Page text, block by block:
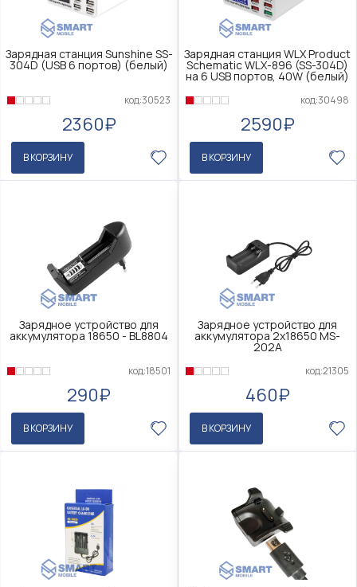
Зарядная станция Sunshine SS-
304D (USB 6 портов) (белый)
код:30523
2360₽
В КОРЗИНУ
Зарядная станция WLX Product
Schematic WLX-896 (SS-304D)
на 6 USB портов, 40W (белый)
код:30498
2590₽
В КОРЗИНУ
Зарядное устройство для
аккумулятора 18650 - BL8804
код:18501
290₽
В КОРЗИНУ
Зарядное устройство для
аккумулятора 2x18650 MS-
202A
код:21305
460₽
В КОРЗИНУ